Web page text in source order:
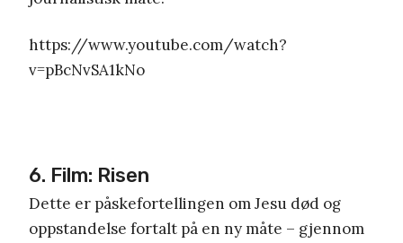
https://www.youtube.com/watch?
v=pBcNvSA1kNo
6. Film: Risen
Dette er påskefortellingen om Jesu død og
oppstandelse fortalt på en ny måte – gjennom